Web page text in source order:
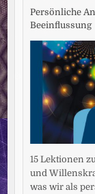
Persönliche
Beeinflussung
15 Lektionen
und
was wir als